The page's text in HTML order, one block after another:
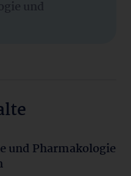
und
und Pharmakologie